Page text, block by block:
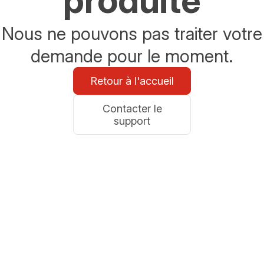
Nous ne pouvons pas traiter votre
demande pour le moment.
Retour à l'accueil
Contacter le
support